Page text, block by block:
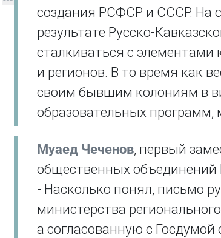
создания РСФСР и СССР. На
результате Русско-
сталкиваться с
и регионов. В то время как
своим бывшим колониям в
образовательных
Муаед Чеченов, первый
общественных объединений
- Насколько понял, письмо
министерства
а согласованную с